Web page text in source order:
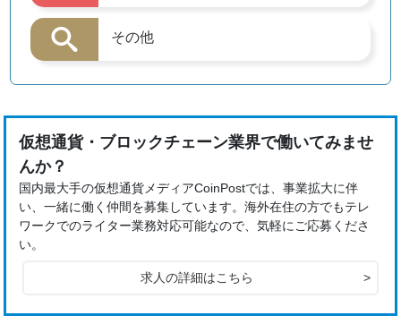
その他
仮想通貨・ブロックチェーン業界で働いてみませ
んか？
国内最大手の仮想通貨メディアCoinPostでは、事業拡大に伴
い、一緒に働く仲間を募集しています。海外在住の方でもテレ
ワークでのライター業務対応可能なので、気軽にご応募くださ
い。
求人の詳細はこちら >